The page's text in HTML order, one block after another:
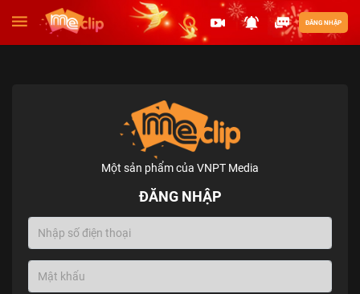
ĐĂNG NHẬP
Một sản phẩm của VNPT Media
ĐĂNG NHẬP